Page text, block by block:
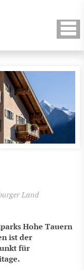
Land
Hohe Tauern
ist der
für